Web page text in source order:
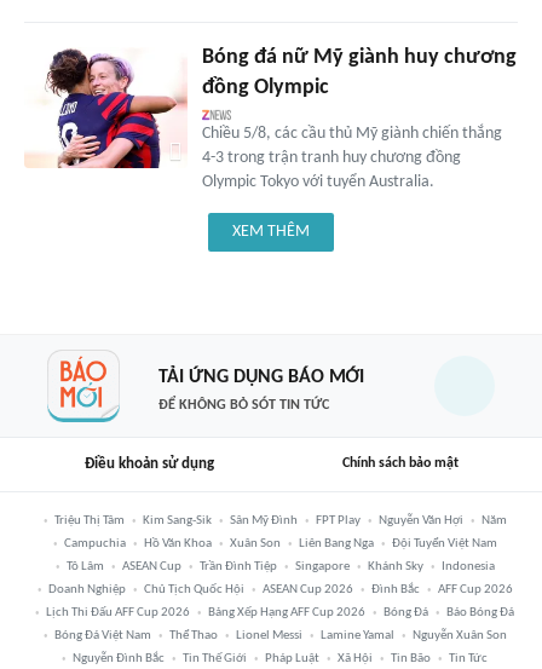
Bóng đá nữ Mỹ giành huy chương
đồng Olympic
Chiều 5/8, các cầu thủ Mỹ giành chiến thắng
4-3 trong trận tranh huy chương đồng
Olympic Tokyo với tuyển Australia.
XEM THÊM
TẢI ỨNG DỤNG BÁO MỚI
ĐỂ KHÔNG BỎ SÓT TIN TỨC
Điều khoản sử dụng Chính sách bảo mật
Triệu Thị Tâm Kim Sang-Sik Sân Mỹ Đình FPT Play Nguyễn Văn Hợi
Năm
Campuchia
Hồ Văn Khoa Xuân Son Liên Bang Nga
Đội Tuyển Việt Nam
Tô Lâm
ASEAN Cup Trần Đình Tiệp Singapore Khánh Sky
Indonesia
Doanh Nghiệp
Chủ Tịch Quốc Hội ASEAN Cup 2026 Đình Bắc
AFF Cup 2026
Lịch Thi Đấu AFF Cup 2026
Bảng Xếp Hạng AFF Cup 2026 Bóng Đá
Báo Bóng Đá
Bóng Đá Việt Nam
Thể Thao Lionel Messi Lamine Yamal
Nguyễn Xuân Son
Nguyễn Đình Bắc
Tin Thế Giới Pháp Luật Xã Hội Tin Bão Tin Tức